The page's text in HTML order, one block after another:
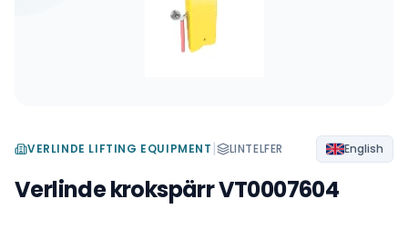
VERLINDE LIFTING EQUIPMENT | LINTELFER English
Verlinde krokspärr VT0007604